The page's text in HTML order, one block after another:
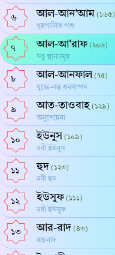
৬ আল-আন'আম (১৬৫)
গৃহপালিত পশু
৭ আল-আ'রাফ (২০৬)
উচু স্থানসমূহ
৮ আল-আনফাল (৭৫)
যুদ্ধে-লব্ধ ধনসম্পদ
৯ আত-তাওবাহ (১২৯)
অনুশোচনা
১০ ইউনুস (১০৯)
নবী ইউনুস
১১ হুদ (১২৩)
নবী হুদ
১২ ইউসুফ (১১১)
নবী ইউসুফ
১৩ আর-রাদ (৪৩)
বজ্রনাদ